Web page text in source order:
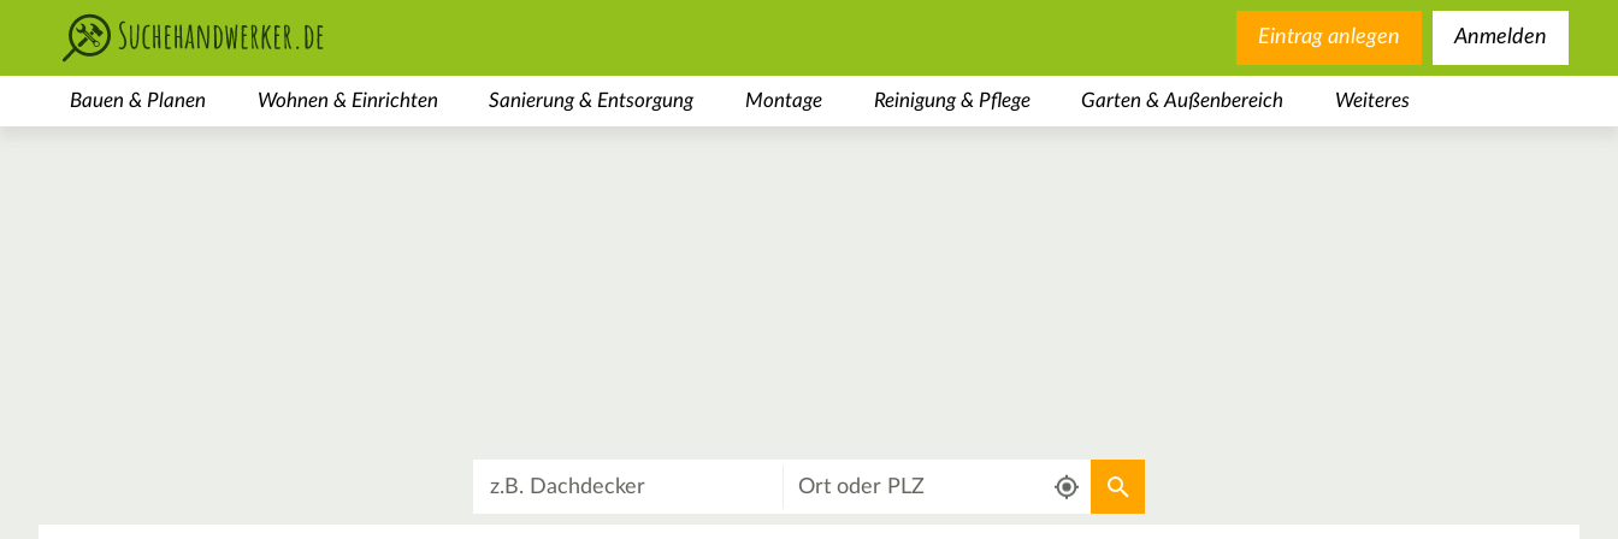
Eintrag anlegen Anmelden
Bauen & Planen Wohnen & Einrichten Sanierung & Entsorgung Montage Reinigung & Pflege Garten & Außenbereich Weiteres
Aktuellen Standort verwenden